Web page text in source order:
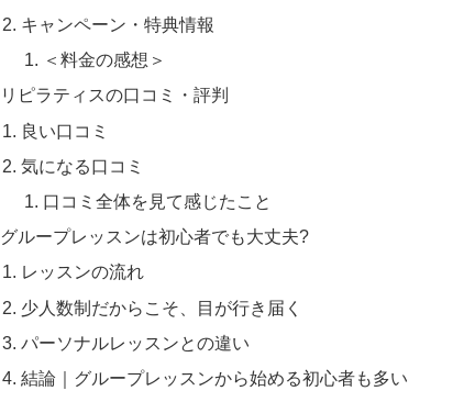
キャンペーン・特典情報
＜料金の感想＞
リピラティスの口コミ・評判
良い口コミ
気になる口コミ
口コミ全体を見て感じたこと
グループレッスンは初心者でも大丈夫?
レッスンの流れ
少人数制だからこそ、目が行き届く
パーソナルレッスンとの違い
結論｜グループレッスンから始める初心者も多い